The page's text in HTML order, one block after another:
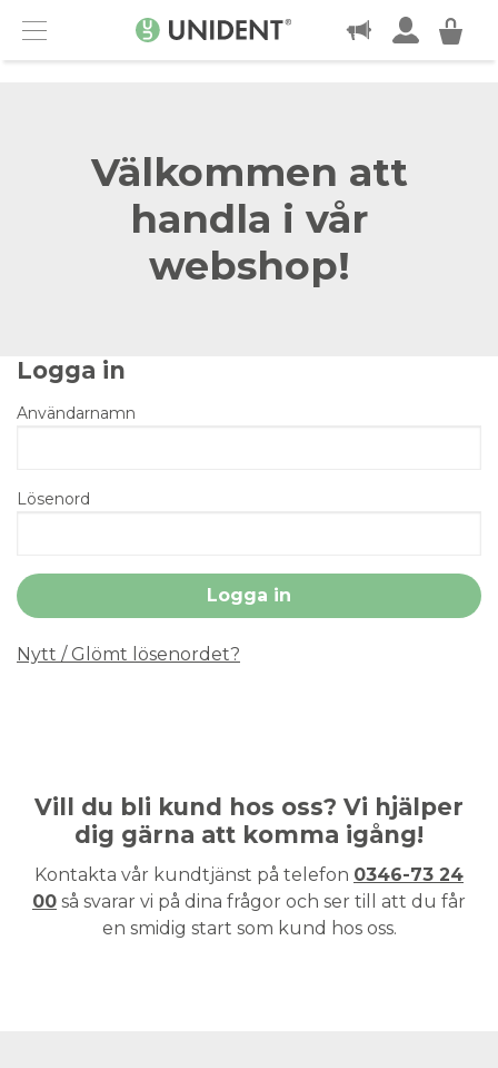
Menu
KONTAKT
Välkommen att
handla i vår
webshop!
Logga in
Användarnamn
Lösenord
Nytt / Glömt lösenordet?
Vill du bli kund hos oss? Vi hjälper
dig gärna att komma igång!
Kontakta vår kundtjänst på telefon 0346-73 24
00 så svarar vi på dina frågor och ser till att du får
en smidig start som kund hos oss.